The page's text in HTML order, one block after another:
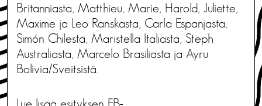
Britanniasta, Matthieu, Marie, Harold, Juliette,
Maxime ja Leo Ranskasta, Carla Espanjasta,
Simón Chilestä, Maristella Italiasta, Steph
Australiasta, Marcelo Brasiliasta ja Ayru
Bolivia/Sveitsistä.
Lue lisää esityksen FB-